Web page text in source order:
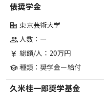
俵奨学金
corporate_fare 東京芸術大学
group人数：ー
currency_yen 総額/人：20万円
school 種類：奨学金ー給付
久米桂一郎奨学基金